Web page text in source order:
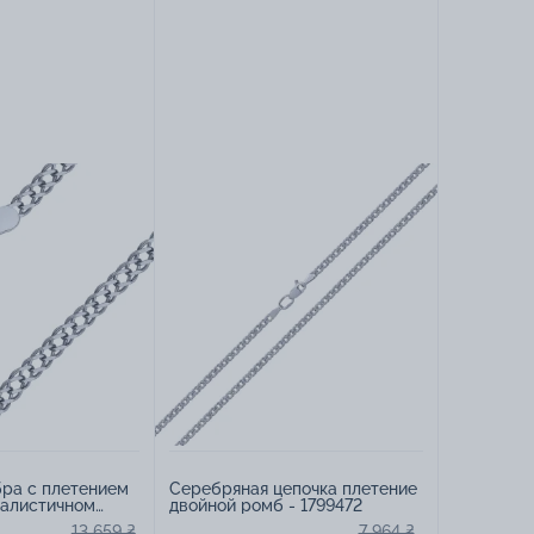
с плетением
Серебряная цепочка плетение
двойной ромб - 1799472